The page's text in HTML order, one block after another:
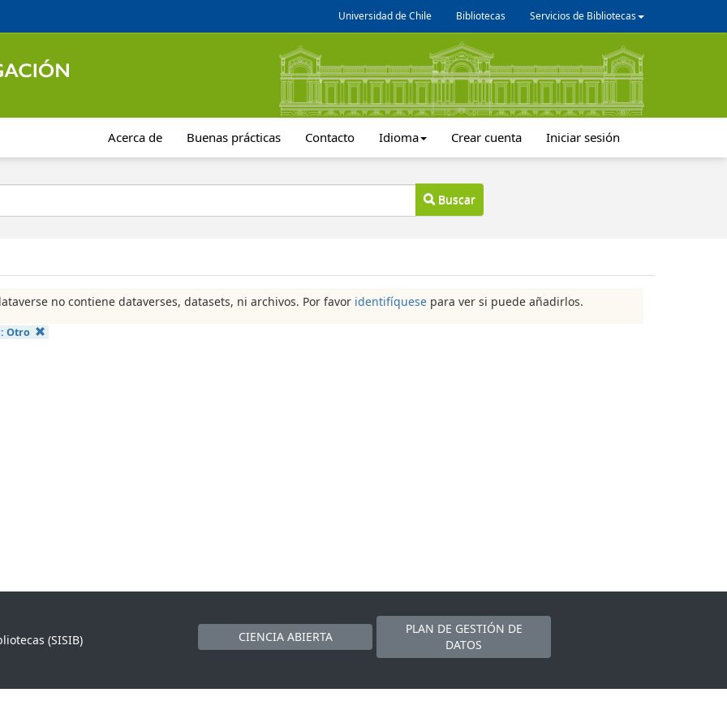
Universidad de Chile Bibliotecas Servicios de Bibliotecas
Acerca de Buenas prácticas Contacto Idioma Crear cuenta Iniciar sesión
Buscar
no contiene dataverses, datasets, ni archivos. Por favor identifíquese para ver si puede añadirlos.
Otro
(SISIB)
CIENCIA ABIERTA
PLAN DE GESTIÓN DE
DATOS